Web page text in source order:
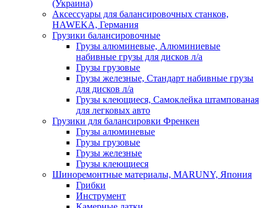
(Украина)
Аксессуары для балансировочных станков,
HAWEKA, Германия
Грузики балансировочные
Грузы алюминевые, Алюминиевые
набивные грузы для дисков л/а
Грузы грузовые
Грузы железные, Cтандарт набивные грузы
для дисков л/а
Грузы клеющиеся, Самоклейка штампованая
для легковых авто
Грузики для балансировки Френкен
Грузы алюминевые
Грузы грузовые
Грузы железные
Грузы клеющиеся
Шиноремонтные материалы, MARUNY, Япония
Грибки
Инструмент